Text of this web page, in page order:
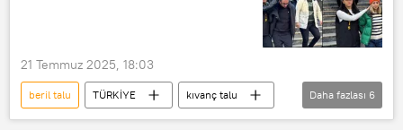
21 Temmuz 2025, 18:03
beril talu TÜRKİYE
kıvanç talu
Sosyal medya
Daha fazlası 6